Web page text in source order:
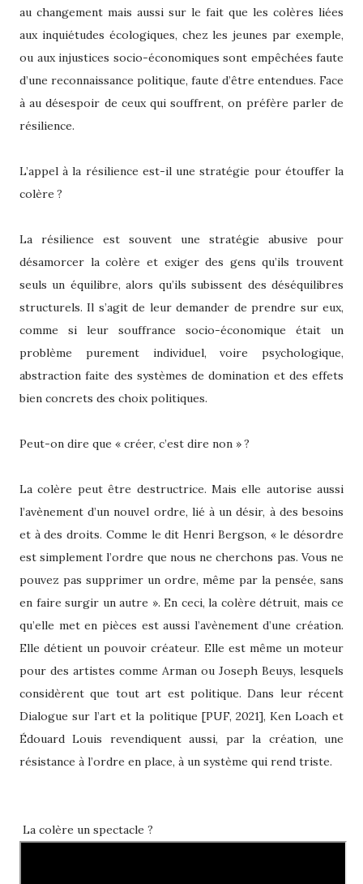
au changement mais aussi sur le fait que les colères liées
aux inquiétudes écologiques, chez les jeunes par exemple,
ou aux injustices socio-économiques sont empêchées faute
d’une reconnaissance politique, faute d’être entendues. Face
à au désespoir de ceux qui souffrent, on préfère parler de
résilience.
L’appel à la résilience est-il une stratégie pour étouffer la
colère ?
La résilience est souvent une stratégie abusive pour
désamorcer la colère et exiger des gens qu’ils trouvent
seuls un équilibre, alors qu’ils subissent des déséquilibres
structurels. Il s’agit de leur demander de prendre sur eux,
comme si leur souffrance socio-économique était un
problème purement individuel, voire psychologique,
abstraction faite des systèmes de domination et des effets
bien concrets des choix politiques.
Peut-on dire que « créer, c’est dire non » ?
La colère peut être destructrice. Mais elle autorise aussi
l’avènement d’un nouvel ordre, lié à un désir, à des besoins
et à des droits. Comme le dit Henri Bergson, « le désordre
est simplement l’ordre que nous ne cherchons pas. Vous ne
pouvez pas supprimer un ordre, même par la pensée, sans
en faire surgir un autre ». En ceci, la colère détruit, mais ce
qu’elle met en pièces est aussi l’avènement d’une création.
Elle détient un pouvoir créateur. Elle est même un moteur
pour des artistes comme Arman ou Joseph Beuys, lesquels
considèrent que tout art est politique. Dans leur récent
Dialogue sur l’art et la politique [PUF, 2021], Ken Loach et
Édouard Louis revendiquent aussi, par la création, une
résistance à l’ordre en place, à un système qui rend triste.
La colère un spectacle ?